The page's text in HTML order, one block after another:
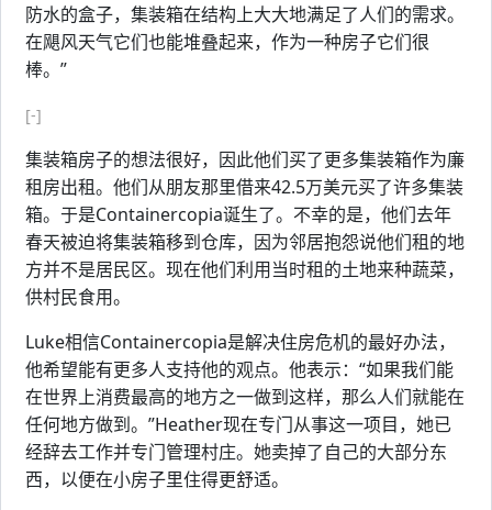
防水的盒子，集装箱在结构上大大地满足了人们的需求。
在飓风天气它们也能堆叠起来，作为一种房子它们很
棒。”
[-]
集装箱房子的想法很好，因此他们买了更多集装箱作为廉
租房出租。他们从朋友那里借来42.5万美元买了许多集装
箱。于是Containercopia诞生了。不幸的是，他们去年
春天被迫将集装箱移到仓库，因为邻居抱怨说他们租的地
方并不是居民区。现在他们利用当时租的土地来种蔬菜，
供村民食用。
Luke相信Containercopia是解决住房危机的最好办法，
他希望能有更多人支持他的观点。他表示：“如果我们能
在世界上消费最高的地方之一做到这样，那么人们就能在
任何地方做到。”Heather现在专门从事这一项目，她已
经辞去工作并专门管理村庄。她卖掉了自己的大部分东
西，以便在小房子里住得更舒适。